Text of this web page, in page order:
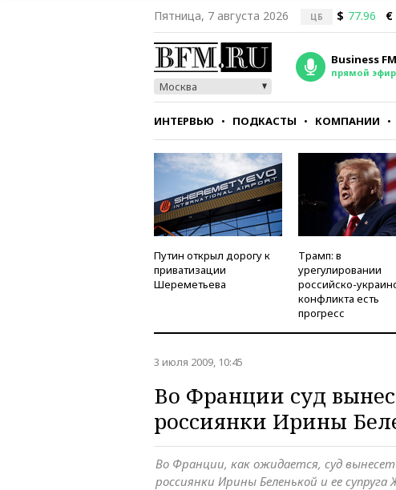
Пятница, 7 августа 2026 ЦБ $ 77.96 €
Москва
Business FM
прямой эфир
ИНТЕРВЬЮ ПОДКАСТЫ КОМПАНИИ
СТИЛЬ ТЕСТЫ
Путин открыл дорогу к
приватизации
Шереметьева
Трамп: в
урегулировании
российско-
конфликта есть
прогресс
3 июля 2009, 10:45
Во Франции суд
россиянки Ирины
Во Франции, как ожидается, суд
россиянки Ирины Беленькой и ее